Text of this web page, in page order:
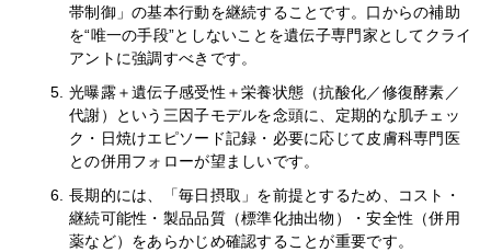
帯制御」の基本行動を継続することです。口からの補助
を“唯一の手段”としないことを遺伝子専門家としてクライ
アントに強調すべきです。
光曝露＋遺伝子感受性＋栄養状態（抗酸化／修復酵素／
代謝）という三因子モデルを念頭に、定期的な肌チェッ
ク・日焼けエピソード記録・必要に応じて皮膚科専門医
との併用フォローが望ましいです。
長期的には、「毎日摂取」を前提とするため、コスト・
継続可能性・製品品質（標準化抽出物）・安全性（併用
薬など）をあらかじめ確認することが重要です。